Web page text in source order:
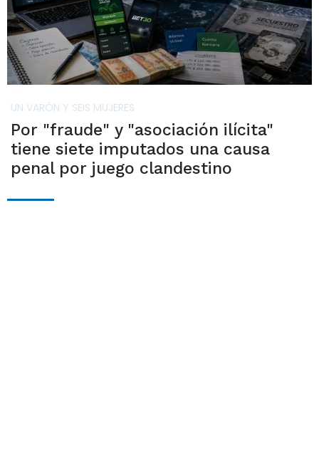
UN VARÓN Y SEIS MUJERES
Por "fraude" y "asociación ilícita"
tiene siete imputados una causa
penal por juego clandestino